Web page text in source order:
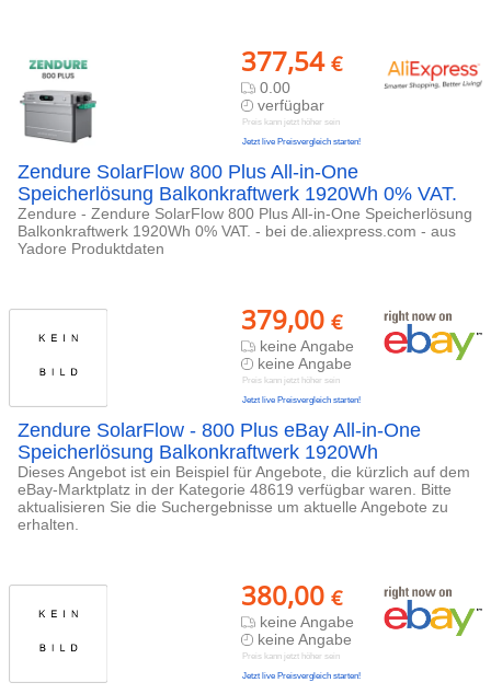
377,54 €
0.00
verfügbar
Preis kann jetzt höher sein
Jetzt live Preisvergleich starten!
Zendure SolarFlow 800 Plus All-in-One
Speicherlösung Balkonkraftwerk 1920Wh 0% VAT.
Zendure - Zendure SolarFlow 800 Plus All-in-One Speicherlösung
Balkonkraftwerk 1920Wh 0% VAT. - bei de.aliexpress.com - aus
Yadore Produktdaten
379,00 €
keine Angabe
keine Angabe
Preis kann jetzt höher sein
Jetzt live Preisvergleich starten!
Zendure SolarFlow - 800 Plus eBay All-in-One
Speicherlösung Balkonkraftwerk 1920Wh
Dieses Angebot ist ein Beispiel für Angebote, die kürzlich auf dem
eBay-Marktplatz in der Kategorie 48619 verfügbar waren. Bitte
aktualisieren Sie die Suchergebnisse um aktuelle Angebote zu
erhalten.
380,00 €
keine Angabe
keine Angabe
Preis kann jetzt höher sein
Jetzt live Preisvergleich starten!